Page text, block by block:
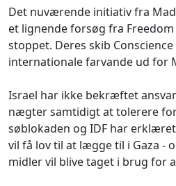
Det nuværende initiativ fra
et lignende forsøg fra
stoppet. Deres skib
internationale farvande ud for
Israel har ikke bekræftet
nægter samtidigt at tolerere
søblokaden og IDF har
vil få lov til at lægge til i Gaza -
midler vil blive taget i brug for